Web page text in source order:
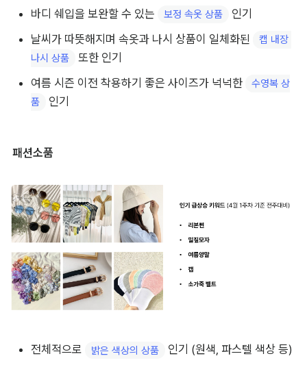
바디 쉐입을 보완할 수 있는
보정 속옷 상품
인기
날씨가 따뜻해지며 속옷과 나시 상품이 일체화된
캡 내장
나시 상품
또한 인기
여름 시즌 이전 착용하기 좋은 사이즈가 넉넉한
수영복 상
품
인기
패션소품
전체적으로 밝은 색상의 상품
인기 (원색, 파스텔 색상 등)